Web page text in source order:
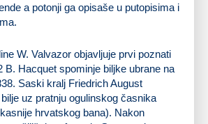
a potonji ga opisaše u putopisima i
W. Valvazor objavljuje prvi poznati
B. Hacquet spominje biljke ubrane na
Saski kralj Friedrich August
uz pratnju ogulinskog časnika
hrvatskog bana). Nakon